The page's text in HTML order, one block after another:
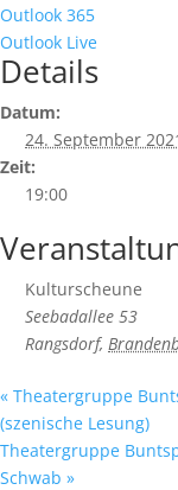
Outlook 365
Outlook Live
Details
Datum:
24. September
Zeit:
19:00
Kulturscheune
Seebadallee 53
Rangsdorf,
« Theatergruppe
(szenische Lesung)
Theatergruppe
Schwab »